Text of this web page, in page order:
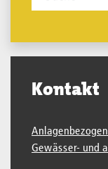
Kontakt
Gewässer- und